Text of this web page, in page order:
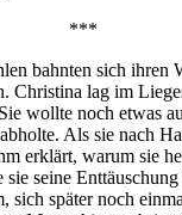
***
bahnten sich ihren
Christina lag im
wollte noch etwas
Als sie nach
erklärt, warum sie
seine
sich später noch